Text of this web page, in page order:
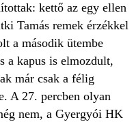
kettő az egy ellen
Tamás remek érzékkel
a második ütembe
a kapus is elmozdult,
már csak a félig
A 27. percben olyan
nem, a Gyergyói HK